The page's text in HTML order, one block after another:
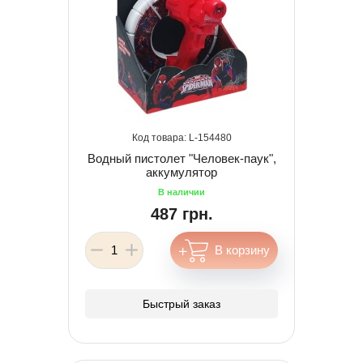
154480
Водный пистолет "Человек-паук",
аккумулятор
487 грн.
Быстрый заказ